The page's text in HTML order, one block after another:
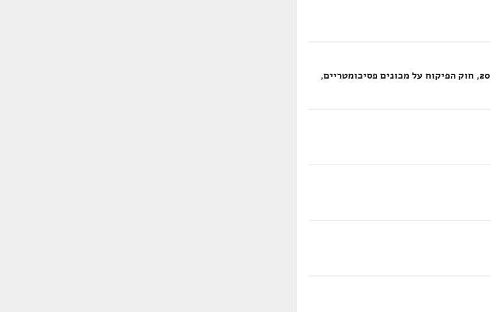
הצעת חוק פיקוח על מכונים פסיכומטריים, התשס"ח-2008, חוק הפיקוח על מכונים פסיכומטריים,